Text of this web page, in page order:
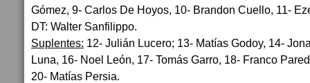
Gómez, 9- Carlos De Hoyos, 10- Brandon Cuello, 11-
DT: Walter Sanfilippo.
Suplentes: 12- Julián Lucero; 13- Matías Godoy, 14-
Luna, 16- Noel León, 17- Tomás Garro, 18- Franco
20- Matías Persia.